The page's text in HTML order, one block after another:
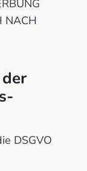
NACH
DSGVO